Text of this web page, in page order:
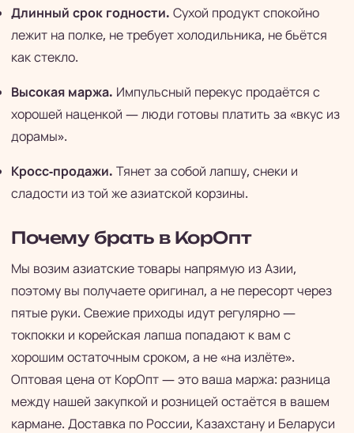
Длинный срок годности. Сухой продукт спокойно
лежит на полке, не требует холодильника, не бьётся
как стекло.
Высокая маржа. Импульсный перекус продаётся с
хорошей наценкой — люди готовы платить за «вкус из
дорамы».
Кросс-продажи. Тянет за собой лапшу, снеки и
сладости из той же азиатской корзины.
Почему брать в КорОпт
Мы возим азиатские товары напрямую из Азии,
поэтому вы получаете оригинал, а не пересорт через
пятые руки. Свежие приходы идут регулярно —
токпокки и корейская лапша попадают к вам с
хорошим остаточным сроком, а не «на излёте».
Оптовая цена от КорОпт — это ваша маржа: разница
между нашей закупкой и розницей остаётся в вашем
кармане. Доставка по России, Казахстану и Беларуси